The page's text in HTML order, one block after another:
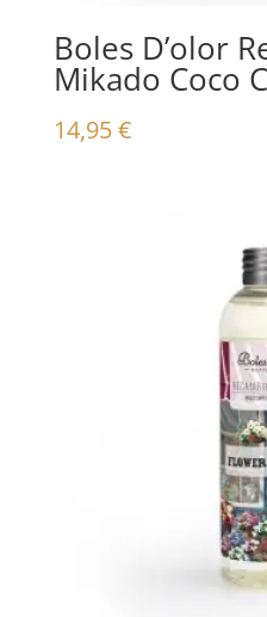
Boles D’olor
Mikado Coco
14,95€